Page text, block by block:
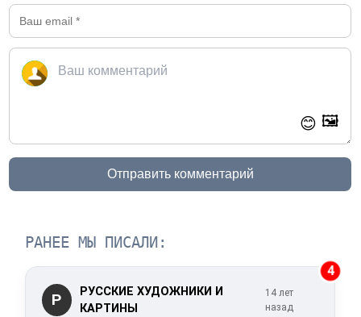
😊 🖼️
Отправить комментарий
РАНЕЕ МЫ ПИСАЛИ:
4
Р
РУССКИЕ ХУДОЖНИКИ И
КАРТИНЫ
14 лет
назад